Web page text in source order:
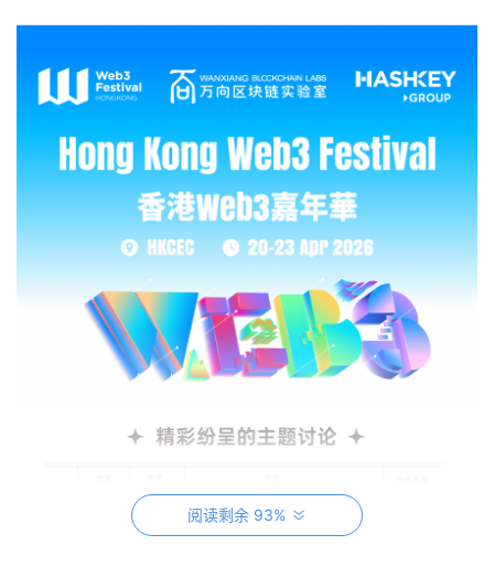
阅读剩余 93%